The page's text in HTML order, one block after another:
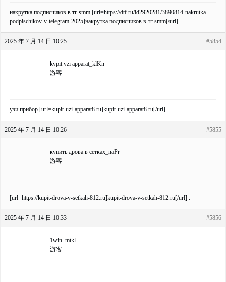
накрутка подписчиков в тг smm [url=https://dtf.ru/id2920281/3890814-nakrutka-
podpischikov-v-telegram-2025]накрутка подписчиков в тг smm[/url]
2025 年 7 月 14 日 10:25 #5854
kypit yzi apparat_klKn
游客
узи прибор [url=kupit-uzi-apparat8.ru]kupit-uzi-apparat8.ru[/url] .
2025 年 7 月 14 日 10:26 #5855
купить дрова в сетках_naPr
游客
[url=https://kupit-drova-v-setkah-812.ru]kupit-drova-v-setkah-812.ru[/url] .
2025 年 7 月 14 日 10:33 #5856
1win_mtkl
游客